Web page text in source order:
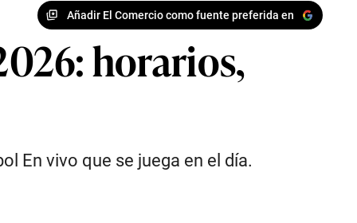
Añadir El Comercio como fuente preferida en
horarios,
En vivo que se juega en el día.